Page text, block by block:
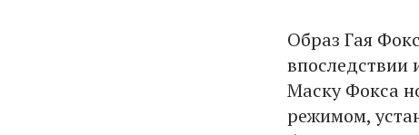
Образ Гая
Маску Фокса
режимом,